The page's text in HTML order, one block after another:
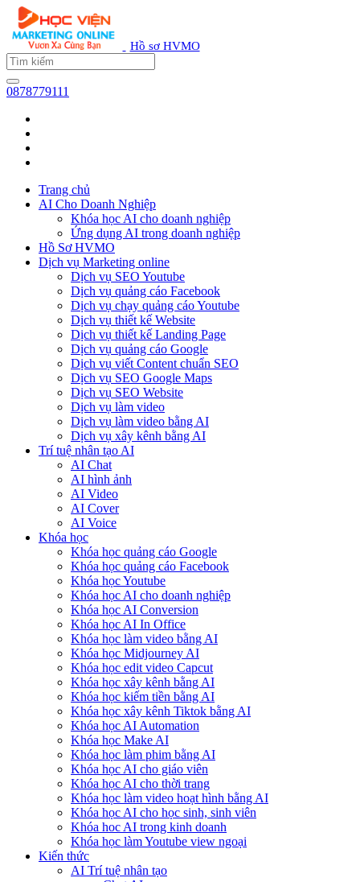
Hồ sơ HVMO
0878779111
Trang chủ
AI Cho Doanh Nghiệp
Khóa học AI cho doanh nghiệp
Ứng dụng AI trong doanh nghiệp
Hồ Sơ HVMO
Dịch vụ Marketing online
Dịch vụ SEO Youtube
Dịch vụ quảng cáo Facebook
Dịch vụ chạy quảng cáo Youtube
Dịch vụ thiết kế Website
Dịch vụ thiết kế Landing Page
Dịch vụ quảng cáo Google
Dịch vụ viết Content chuẩn SEO
Dịch vụ SEO Google Maps
Dịch vụ SEO Website
Dịch vụ làm video
Dịch vụ làm video bằng AI
Dịch vụ xây kênh bằng AI
Trí tuệ nhân tạo AI
AI Chat
AI hình ảnh
AI Video
AI Cover
AI Voice
Khóa học
Khóa học quảng cáo Google
Khóa học quảng cáo Facebook
Khóa học Youtube
Khóa học AI cho doanh nghiệp
Khóa học AI Conversion
Khóa học AI In Office
Khóa học làm video bằng AI
Khóa học Midjourney AI
Khóa học edit video Capcut
Khóa học xây kênh bằng AI
Khóa học kiếm tiền bằng AI
Khóa học xây kênh Tiktok bằng AI
Khóa học AI Automation
Khóa học Make AI
Khóa học làm phim bằng AI
Khóa học AI cho giáo viên
Khóa học AI cho thời trang
Khóa học làm video hoạt hình bằng AI
Khóa học AI cho học sinh, sinh viên
Khóa hoc AI trong kinh doanh
Khóa học làm Youtube view ngoại
Kiến thức
AI Trí tuệ nhân tạo